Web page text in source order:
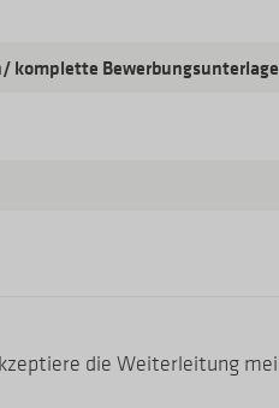
komplette
die Weiterleitung